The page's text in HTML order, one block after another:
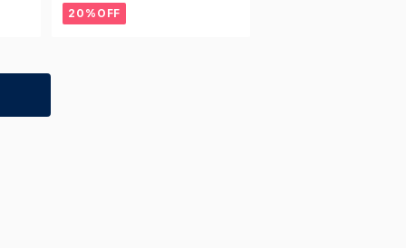
20%OFF